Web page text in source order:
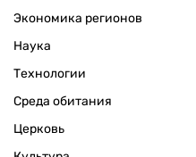
Экономика регионов
Наука
Технологии
Среда обитания
Церковь